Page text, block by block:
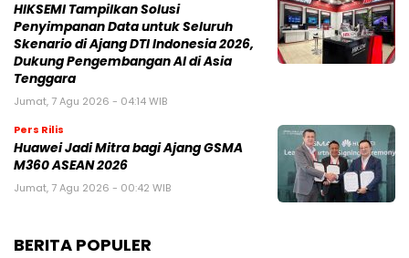
HIKSEMI Tampilkan Solusi
Penyimpanan Data untuk Seluruh
Skenario di Ajang DTI Indonesia 2026,
Dukung Pengembangan AI di Asia
Tenggara
Jumat, 7 Agu 2026 - 04:14 WIB
Pers Rilis
Huawei Jadi Mitra bagi Ajang GSMA
M360 ASEAN 2026
Jumat, 7 Agu 2026 - 00:42 WIB
BERITA POPULER